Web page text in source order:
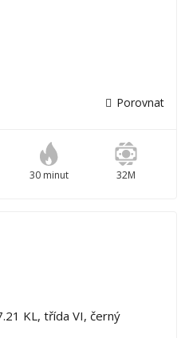
Porovnat
30 minut 32M